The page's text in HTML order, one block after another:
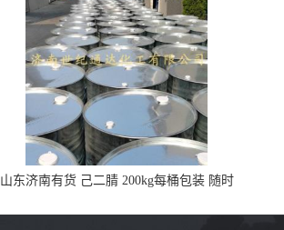
山东济南有货 己二腈 200kg每桶包装 随时